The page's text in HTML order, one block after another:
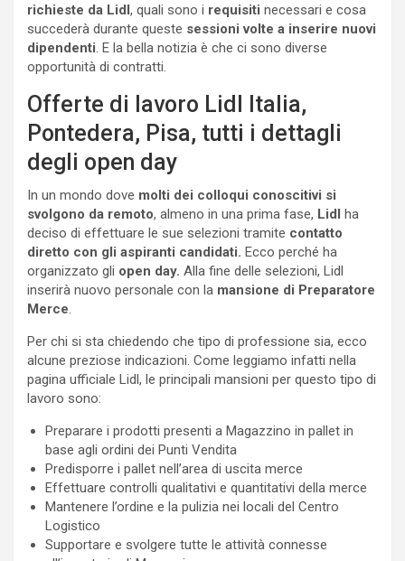
richieste da Lidl, quali sono i requisiti necessari e cosa
succederà durante queste sessioni volte a inserire nuovi
dipendenti . E la bella notizia è che ci sono diverse
opportunità di contratti.
Offerte di lavoro Lidl Italia,
Pontedera, Pisa, tutti i dettagli
degli open day
In un mondo dove molti dei colloqui conoscitivi si
svolgono da remoto, almeno in una prima fase, Lidl ha
deciso di effettuare le sue selezioni tramite contatto
diretto con gli aspiranti candidati. Ecco perché ha
organizzato gli open day. Alla fine delle selezioni, Lidl
inserirà nuovo personale con la mansione di Preparatore
Merce
Per chi si sta chiedendo che tipo di professione sia, ecco
alcune preziose indicazioni. Come leggiamo infatti nella
pagina ufficiale Lidl, le principali mansioni per questo tipo di
lavoro sono:
Preparare i prodotti presenti a Magazzino in pallet in
base agli ordini dei Punti Vendita
Predisporre i pallet nell’area di uscita merce
Effettuare controlli qualitativi e quantitativi della merce
Mantenere l’ordine e la pulizia nei locali del Centro
Logistico
Supportare e svolgere tutte le attività connesse